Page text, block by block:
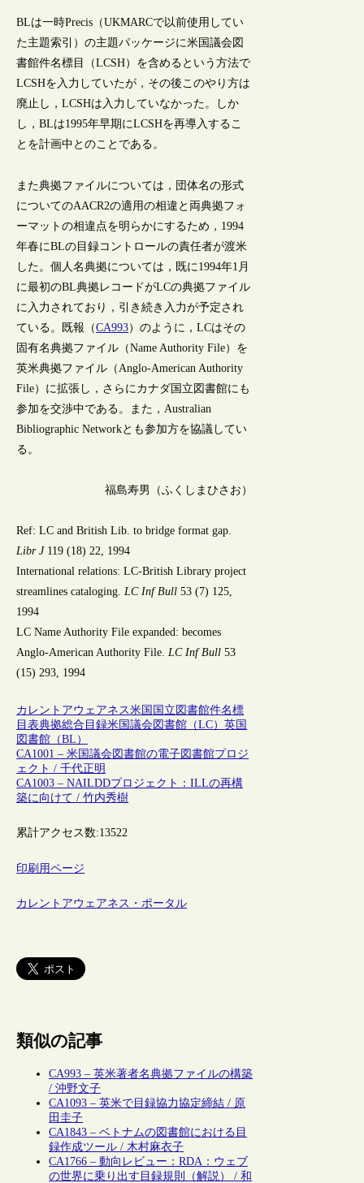
BLは一時Precis（UKMARCで以前使用してい
た主題索引）の主題パッケージに米国議会図
書館件名標目（LCSH）を含めるという方法で
LCSHを入力していたが，その後このやり方は
廃止し，LCSHは入力していなかった。しか
し，BLは1995年早期にLCSHを再導入するこ
とを計画中とのことである。
また典拠ファイルについては，団体名の形式
についてのAACR2の適用の相違と両典拠フォ
ーマットの相違点を明らかにするため，1994
年春にBLの目録コントロールの責任者が渡米
した。個人名典拠については，既に1994年1月
に最初のBL典拠レコードがLCの典拠ファイル
に入力されており，引き続き入力が予定され
ている。既報（CA993）のように，LCはその
固有名典拠ファイル（Name Authority File）を
英米典拠ファイル（Anglo-American Authority
File）に拡張し，さらにカナダ国立図書館にも
参加を交渉中である。また，Australian
Bibliographic Networkとも参加方を協議してい
る。
福島寿男（ふくしまひさお）
Ref: LC and British Lib. to bridge format gap.
Libr J119 (18) 22, 1994
International relations: LC-British Library project
streamlines cataloging. LC Inf Bull 53 (7) 125,
1994
LC Name Authority File expanded: becomes
Anglo-American Authority File. LC Inf Bull 53
(15) 293, 1994
カレントアウェアネス米国 国立図書館件名標
目表典拠総合目録米国議会図書館（LC）英国
図書館（BL）
CA1001 – 米国議会図書館の電子図書館プロジ
ェクト / 千代正明
CA1003 – NAILDDプロジェクト：ILLの再構
築に向けて / 竹内秀樹
累計アクセス数:13522
印刷用ページ
カレントアウェアネス・ポータル
類似の記事
CA993 – 英米著者名典拠ファイルの構築
/ 沖野文子
CA1093 – 英米で目録協力協定締結 / 原
田圭子
CA1843 – ベトナムの図書館における目
録作成ツール / 木村麻衣子
CA1766 – 動向レビュー：RDA：ウェブ
の世界に乗り出す目録規則（解説） / 和